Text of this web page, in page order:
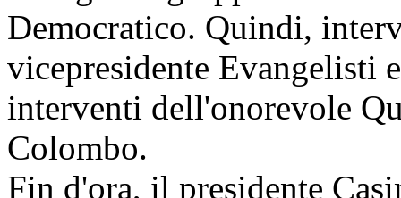
Democratico. Quindi,
vicepresidente Evangelisti
interventi dell'onorevole
Colombo.
Fin d'ora, il presidente